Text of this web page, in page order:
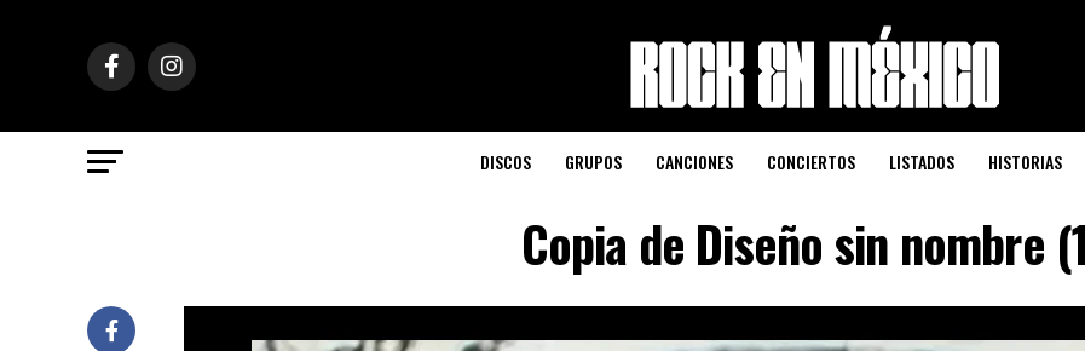
DISCOS GRUPOS CANCIONES CONCIERTOS LISTADOS HISTORIAS
Copia de Diseño sin nombre